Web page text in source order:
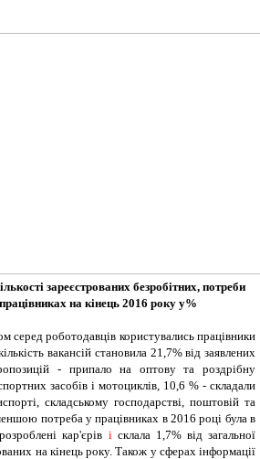
зареєстрованих безробітних, потреби
на кінець 2016 року у%
серед роботодавців користувались працівники
вакансій становила 21,7% від заявлених
- припало на оптову та роздрібну
засобів і мотоциклів, 10,6 % - складали
складському господарстві, поштовій та
потреба у працівниках в 2016 році була в
розроблені кар'єрів і склала 1,7% від загальної
на кінець року. Також у сферах інформації